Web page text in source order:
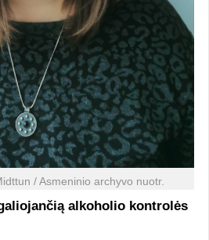
/ Asmeninio archyvo nuotr.
alkoholio kontrolės